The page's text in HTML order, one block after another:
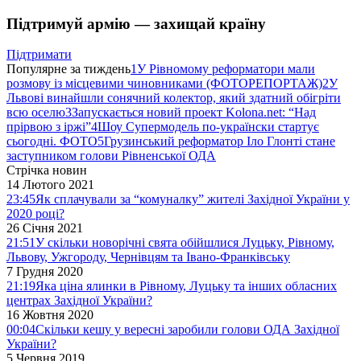
Підтримуй армію — захищай країну
Підтримати
Популярне за тиждень1У Рівномому реформатори мали
розмову із місцевими чиновниками (ФОТОРЕПОРТАЖ)2У
Львові винайшли сонячний колектор, який здатний обігріти
всю оселю3Запускається новий проект Kolona.net: “Над
прірвою з іржі”4Шоу Супермодель по-українски стартує
сьогодні. ФОТО5Грузинський реформатор Іло Глонті стане
заступником голови Рівненської ОДА
Стрічка новин
14 Лютого 2021
23:45Як сплачували за “комуналку” жителі Західної України у
2020 році?
26 Січня 2021
21:51У скільки новорічні свята обійшлися Луцьку, Рівному,
Львову, Ужгороду, Чернівцям та Івано-Франківську
7 Грудня 2020
21:19Яка ціна ялинки в Рівному, Луцьку та інших обласних
центрах Західної України?
16 Жовтня 2020
00:04Скільки кешу у вересні заробили голови ОДА Західної
України?